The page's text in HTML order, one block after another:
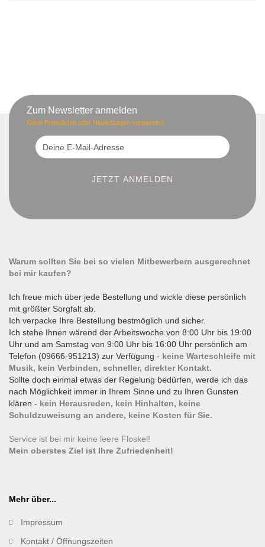
Zum Newsletter anmelden
Keine Preisaktion oder Neulistungen verpassen!
Warum sollten Sie bei so vielen Mitbewerbern ausgerechnet
bei mir kaufen?
Ich freue mich über jede Bestellung und wickle diese persönlich
mit größter Sorgfalt ab.
Ich verpacke Ihre Bestellung bestmöglich und sicher.
Ich stehe Ihnen wärend der Arbeitswoche von 8:00 Uhr bis 19:00
Uhr und am Samstag von 9:00 Uhr bis 16:00 Uhr persönlich am
Telefon (09666-951213) zur Verfügung - keine Warteschleife mit
Musik, kein Verbinden, schneller, direkter Kontakt.
Sollte doch einmal etwas der Regelung bedürfen, werde ich das
nach Möglichkeit immer in Ihrem Sinne und zu Ihren Gunsten
klären - kein Herausreden, kein Hinhalten, keine
Schuldzuweisung an andere, keine Kosten für Sie.
Service ist bei mir keine leere Floskel!
Mein oberstes Ziel ist Ihre Zufriedenheit!
Mehr über...
Impressum
Kontakt / Öffnungszeiten